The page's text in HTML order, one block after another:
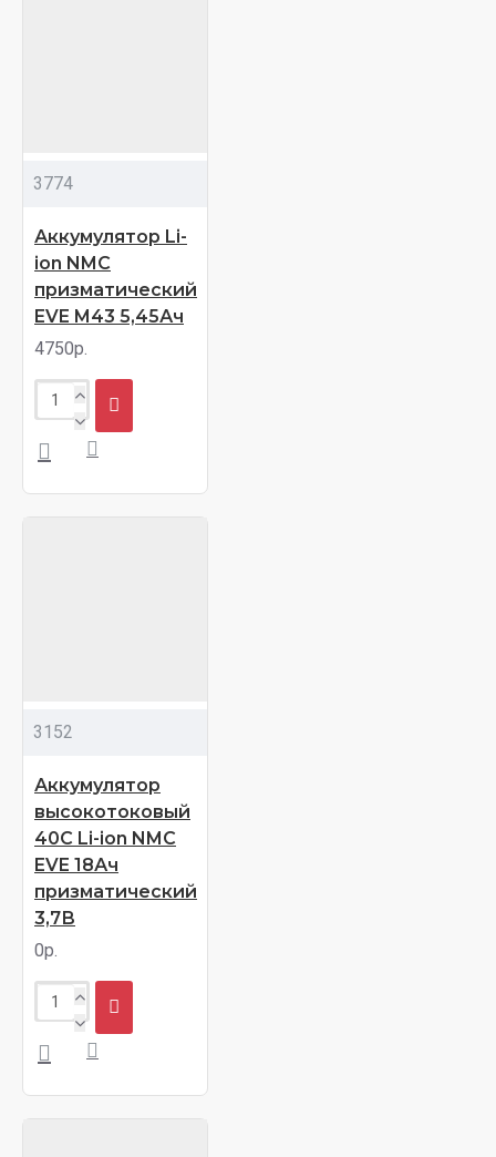
3774
Аккумулятор Li-
ion NMC
призматический
EVE M43 5,45Ач
4750р.
3152
Аккумулятор
высокотоковый
40С Li-ion NMC
EVE 18Ач
призматический
3,7В
0р.